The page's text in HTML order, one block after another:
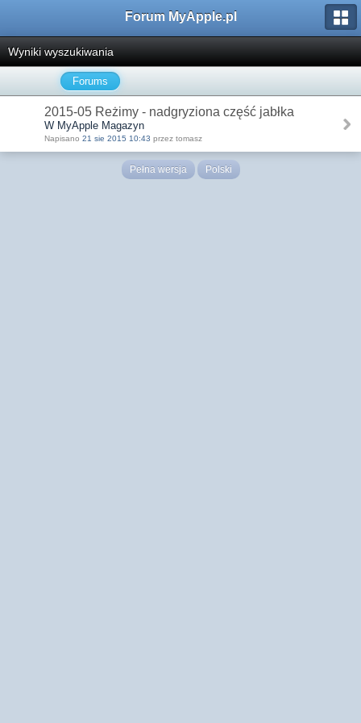
Forum MyApple.pl
Wyniki wyszukiwania
Forums
2015-05 Reżimy - nadgryziona część jabłka
W MyApple Magazyn
Napisano 21 sie 2015 10:43 przez tomasz
Pełna wersja Polski